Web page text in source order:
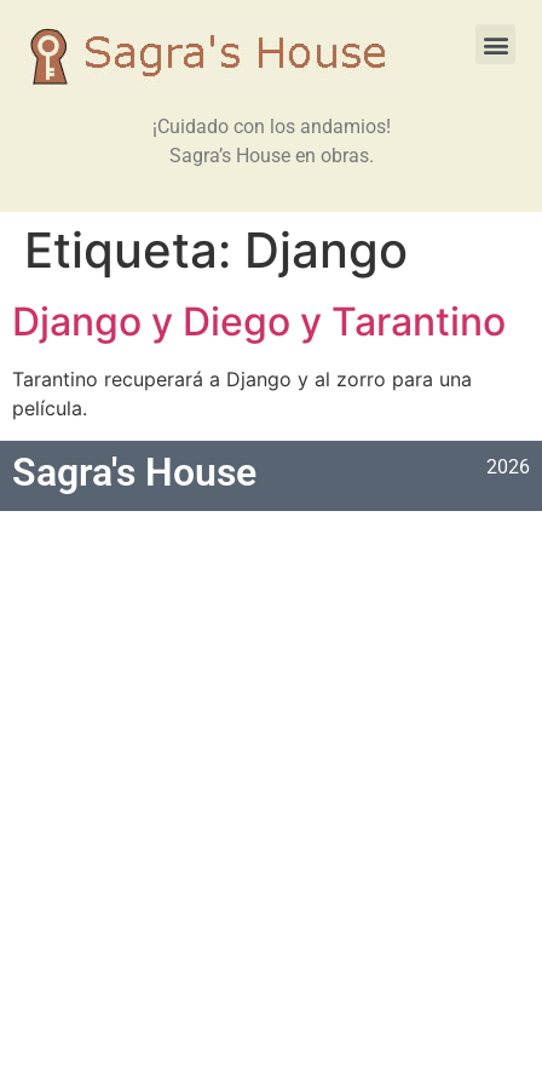
¡Cuidado con los andamios!
Sagra’s House en obras.
Etiqueta: Django
Django y Diego y Tarantino
Tarantino recuperará a Django y al zorro para una
película.
Sagra's House 2026